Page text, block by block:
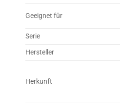
Geeignet für
Serie
Hersteller
Herkunft